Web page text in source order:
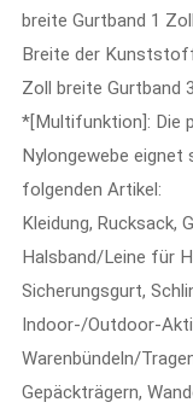
breite Gurtband 1
Breite der
Zoll breite Gurtband
*[Multifunktion]: Die
Nylongewebe
folgenden Artikel:
Kleidung, Rucksack,
Halsband/Leine für
Sicherungsgurt,
Indoor-/Outdoor-
Warenbündeln/
Gepäckträgern,